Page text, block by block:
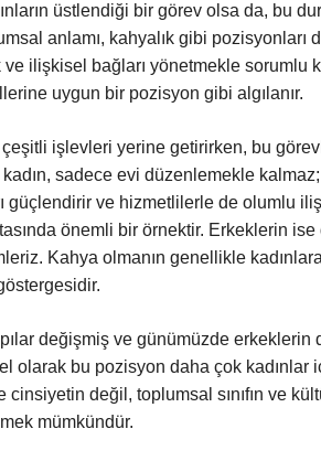
üstlendiği bir görev olsa da, bu
anlamı, kahyalık gibi pozisyonları
ilişkisel bağları yönetmekle sorumlu
uygun bir pozisyon gibi algılanır.
işlevleri yerine getirirken, bu
sadece evi düzenlemekle
güçlendirir ve hizmetlilerle de olumlu
önemli bir örnektir. Erkeklerin ise
Kahya olmanın genellikle
değişmiş ve günümüzde
olarak bu pozisyon daha çok kadınlar
cinsiyetin değil, toplumsal sınıfın ve
mümkündür.